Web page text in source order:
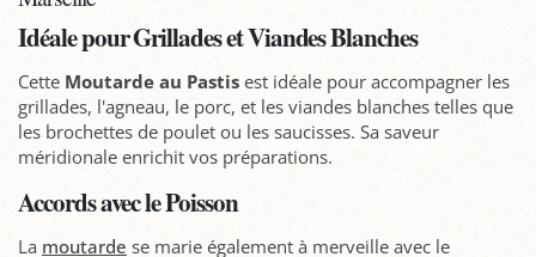
Idéale pour Grillades et Viandes Blanches
Cette Moutarde au Pastis est idéale pour accompagner les
grillades, l'agneau, le porc, et les viandes blanches telles que
les brochettes de poulet ou les saucisses. Sa saveur
méridionale enrichit vos préparations.
Accords avec le Poisson
La moutarde se marie également à merveille avec le